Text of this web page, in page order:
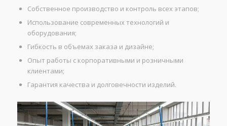
Собственное производство и контроль всех этапов;
Использование современных технологий и
оборудования;
Гибкость в объемах заказа и дизайне;
Опыт работы с корпоративными и розничными
клиентами;
Гарантия качества и долговечности изделий.